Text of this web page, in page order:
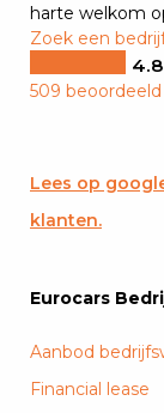
harte welkom
Zoek een
509 beoordeeld
Lees op
klanten.
Eurocars
Aanbod
Financial lease